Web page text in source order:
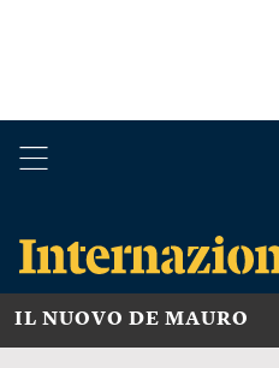
IL NUOVO DE MAURO